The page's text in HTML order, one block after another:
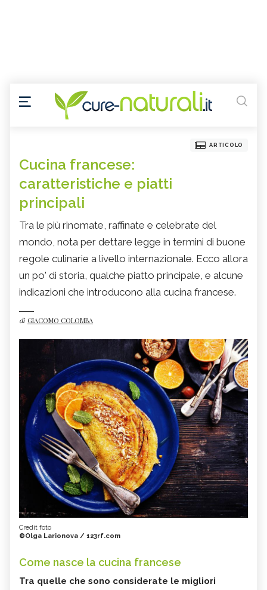
ARTICOLO
Cucina francese:
caratteristiche e piatti
principali
Tra le più rinomate, raffinate e celebrate del
mondo, nota per dettare legge in termini di buone
regole culinarie a livello internazionale. Ecco allora
un po' di storia, qualche piatto principale, e alcune
indicazioni che introducono alla cucina francese.
di GIACOMO COLOMBA
Credit foto
©Olga Larionova / 123rf.com
Come nasce la cucina francese
Tra quelle che sono considerate le migliori